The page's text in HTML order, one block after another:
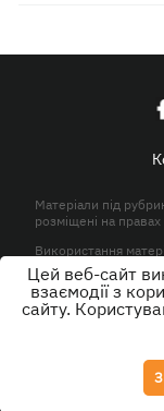
Матеріали під
розміщені на
Використання
активного
© ТОВ «ЮЛАВ
Цей веб-сайт
взаємодії з
сайту.